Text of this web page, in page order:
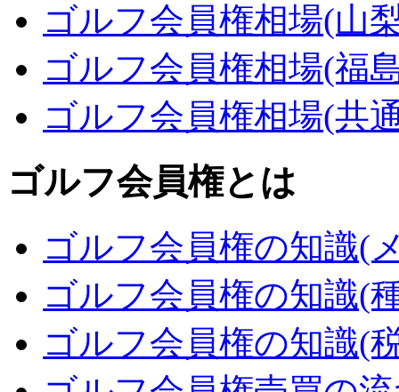
ゴルフ会員権相場(山
ゴルフ会員権相場(福
ゴルフ会員権相場(共
ゴルフ会員権とは
ゴルフ会員権の知識(
ゴルフ会員権の知識(
ゴルフ会員権の知識(